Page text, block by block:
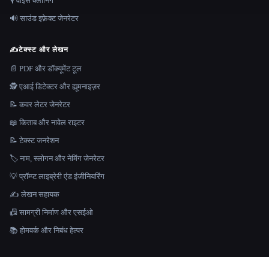
🔊 साउंड इफ़ेक्ट जेनरेटर
✍️टेक्स्ट और लेखन
📄 PDF और डॉक्यूमेंट टूल
🕵️ एआई डिटेक्टर और ह्यूमनाइज़र
📝 कवर लेटर जेनरेटर
📖 किताब और नावेल राइटर
📝 टेक्स्ट जनरेशन
🏷️ नाम, स्लोगन और नेमिंग जेनरेटर
💡 प्रॉम्प्ट लाइब्रेरी एंड इंजीनियरिंग
✍️ लेखन सहायक
📠 सामग्री निर्माण और एसईओ
📚 होमवर्क और निबंध हेल्पर